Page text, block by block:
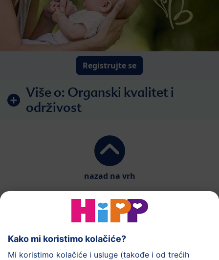
Registrujte se
Više o: Organski kvalitet i
održivost
nazad na vrh
HiPP mlečna hrana HiPP hrana za bebe